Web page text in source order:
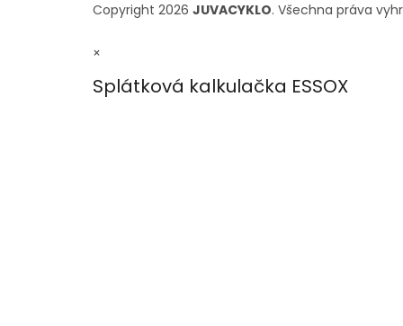
Copyright 2026 JUVACYKLO. Všechna práva
×
Splátková kalkulačka ESSOX